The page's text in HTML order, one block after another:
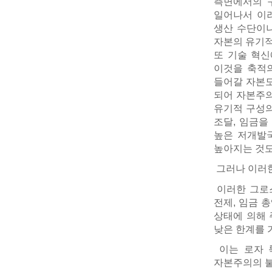
일어나서 이
생산 수단이
자본의 유기
또 기술 혁
이것을 축적
들어갈 자본
되어 자본주
유기적 구성
조달, 임금
높은 저개발
높아지는 것
그러나 이러
이러한 그로
전제, 임금
상태에 의해
낮은 한계를
이는 로자
자본주의의